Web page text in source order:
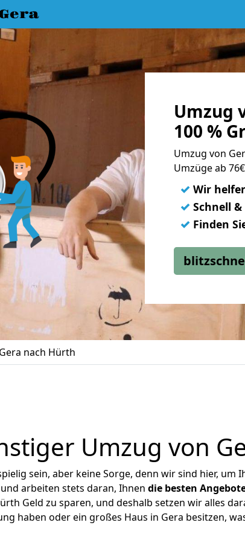
Umzug
100 %
Umzug von
Umzüge ab
✓ Wir
✓ Schnell
✓ Finden
nach Hürth
Umzug von
sein, aber keine Sorge, denn wir sind hier, um
und arbeiten stets daran, Ihnen die besten
Geld zu sparen, und deshalb setzen wir alles
haben oder ein großes Haus in Gera besitzen,